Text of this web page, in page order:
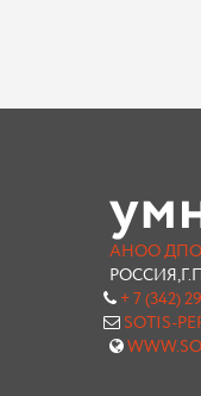
АНОО ДПО
+ 7 (342)
SOTIS-